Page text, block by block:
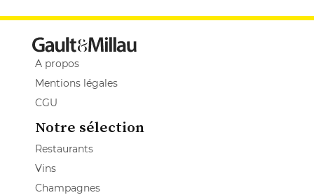
A propos
Mentions légales
CGU
Notre sélection
Restaurants
Vins
Champagnes